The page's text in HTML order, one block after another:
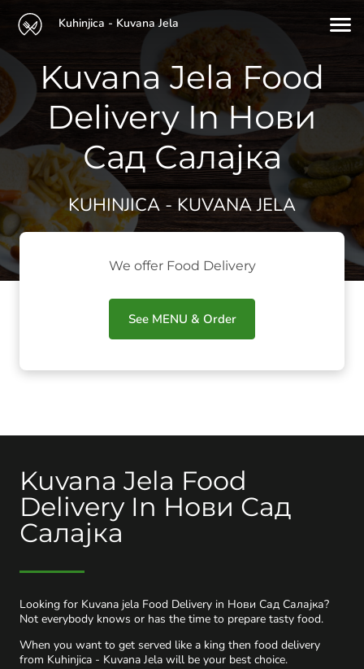
Kuhinjica - Kuvana Jela
Kuvana Jela Food
Delivery In Нови
Сад Салајка
KUHINJICA - KUVANA JELA
We offer Food Delivery
See MENU & Order
Kuvana Jela Food
Delivery In Нови Сад
Салајка
Looking for Kuvana jela Food Delivery in Нови Сад Салајка?
Not everybody knows or has the time to prepare tasty food.
When you want to get served like a king then food delivery
from Kuhinjica - Kuvana Jela will be your best choice.